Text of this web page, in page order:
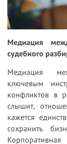
Медиация
судебного
Медиация
ключевым
конфликтов в
слышит,
кажется
сохранить